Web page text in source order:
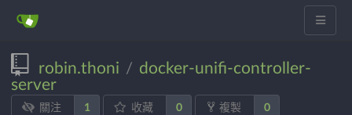
robin.thoni / docker-unifi-controller-
server
關注 1 收藏 0 複製 0